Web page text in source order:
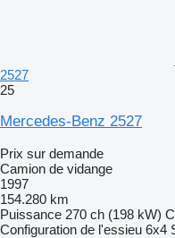
2527
25
Mercedes-Benz 2527
Prix sur demande
Camion de vidange
1997
154.280 km
Puissance 270 ch (198 kW)
Configuration de l'essieu 6x4